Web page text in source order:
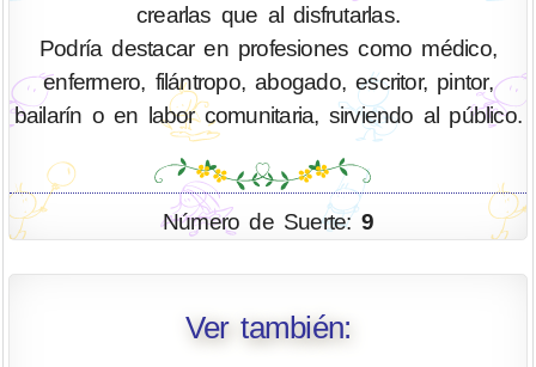
crearlas que al disfrutarlas.
Podría destacar en profesiones como médico,
enfermero, filántropo, abogado, escritor, pintor,
bailarín o en labor comunitaria, sirviendo al público.
Número de Suerte: 9
Ver también: